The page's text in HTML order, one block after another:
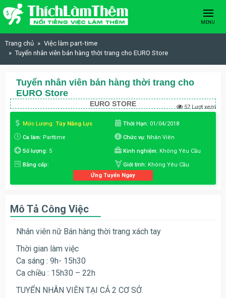
Skip to content
MENU
Trang chủ
Việc làm part-time
Tuyển nhân viên bán hàng thời trang cho EURO Store
Tuyển nhân viên bán hàng thời trang cho
EURO Store
EURO STORE 57 Lượt xem
Mức Lương: Tùy Năng Lực Thời Hạn: 01/04/2018
Ca làm: Parttime Chức vụ: Nhân Viên
Số lượng: 5 Kinh nghiệm: Không Yêu Cầu
Bằng cấp: Giới tính: Không Yêu Cầu
Ứng Tuyển Ngay
Mô Tả Công Việc
Nhân viên nữ Bán hàng thời trang xách tay
Thời gian làm việc
Ca sáng : 9h- 15h30
Ca chiều : 15h30 – 22h
TUYỂN NHÂN VIÊN TẠI CẢ 2 CƠ SỞ.